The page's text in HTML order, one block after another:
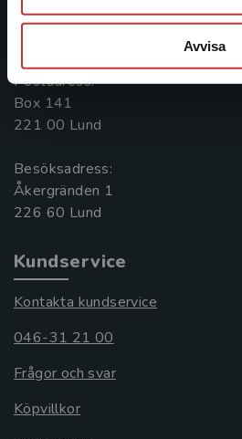
Avvisa
Kontakta oss
Postadress:
Box 141
221 00 Lund
Besöksadress:
Åkergränden 1
Kundservice
Kontakta kundservice
046-31 21 00
Frågor och svar
Köpvillkor